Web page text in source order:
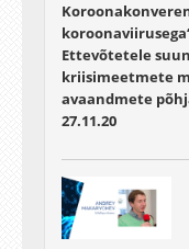
Ettevõtetele
kriisimeetmete
avaandmete
27.11.20